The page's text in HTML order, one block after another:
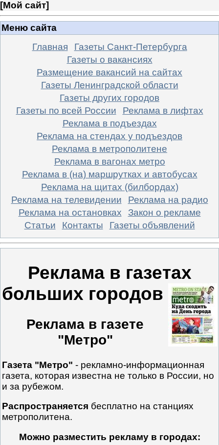
[Мой сайт]
Меню сайта
Главная
Газеты Санкт-Петербурга
Газеты о вакансиях
Размещение вакансий на сайтах
Газеты Ленинградской области
Газеты других городов
Газеты по всей России
Реклама в лифтах
Реклама в подъездах
Реклама на стендах у подъездов
Реклама в метрополитене
Реклама в вагонах метро
Реклама в (на) маршрутках и автобусах
Реклама на щитах (билбордах)
Реклама на телевидении
Реклама на радио
Реклама на остановках
Закон о рекламе
Статьи
Контакты Газеты объявлений
Реклама в газетах
больших городов
Реклама в газете
"Метро"
Газета "Метро" - рекламно-информационная
газета, которая известна не только в России, но
и за рубежом.
Распространяется бесплатно на станциях
метрополитена.
Можно разместить рекламу в городах: